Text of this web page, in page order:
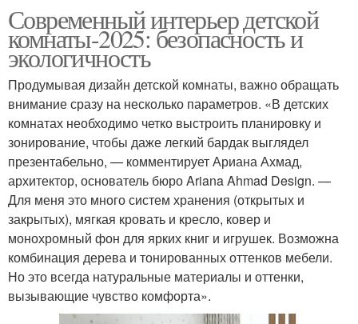
Современный интерьер детской
комнаты-2025: безопасность и
экологичность
Продумывая дизайн детской комнаты, важно обращать
внимание сразу на несколько параметров. «В детских
комнатах необходимо четко выстроить планировку и
зонирование, чтобы даже легкий бардак выглядел
презентабельно, — комментирует Ариана Ахмад,
архитектор, основатель бюро Ariana Ahmad Design. —
Для меня это много систем хранения (открытых и
закрытых), мягкая кровать и кресло, ковер и
монохромный фон для ярких книг и игрушек. Возможна
комбинация дерева и тонированных оттенков мебели.
Но это всегда натуральные материалы и оттенки,
вызывающие чувство комфорта».